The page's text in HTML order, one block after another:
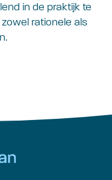
in de praktijk te
rationele als